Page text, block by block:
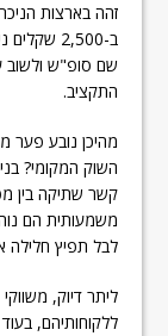
ב-2,500
שם סופ"ש ולשוב
התקציב.
מהיכן נובע פער
השוק המקומי?
קשר שתיקה בין
משמעותית הם
לבל תפיץ
ליתר דיוק,
ללקוחותיהם,